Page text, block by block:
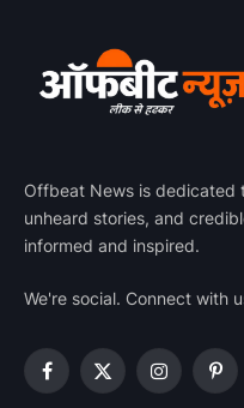
Offbeat News is dedicated
unheard stories, and
informed and inspired.
We're social. Connect with
Facebook
X
Instagram